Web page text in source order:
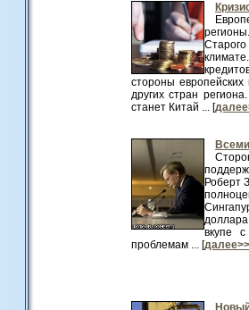
стороны
других стран
станет Китай ... [
Роберт
вкупе
проблемам ... [далее>>